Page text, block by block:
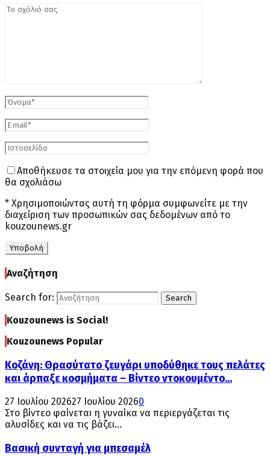
Αποθήκευσε τα στοιχεία μου για την επόμενη φορά που
θα σχολιάσω
* Χρησιμοποιώντας αυτή τη φόρμα συμφωνείτε με την
διαχείριση των προσωπικών σας δεδομένων από το
kouzounews.gr
Αναζήτηση
Search for: Search
Kouzounews is Social!
Kouzounews Popular
Κοζάνη: Θρασύτατο ζευγάρι υποδύθηκε τους πελάτες
και άρπαξε κοσμήματα – Βίντεο ντοκουμέντο...
27 Ιουλίου 202627 Ιουλίου 20260
Στο βίντεο φαίνεται η γυναίκα να περιεργάζεται τις
αλυσίδες και να τις βάζει...
Βασική συνταγή για μπεσαμέλ